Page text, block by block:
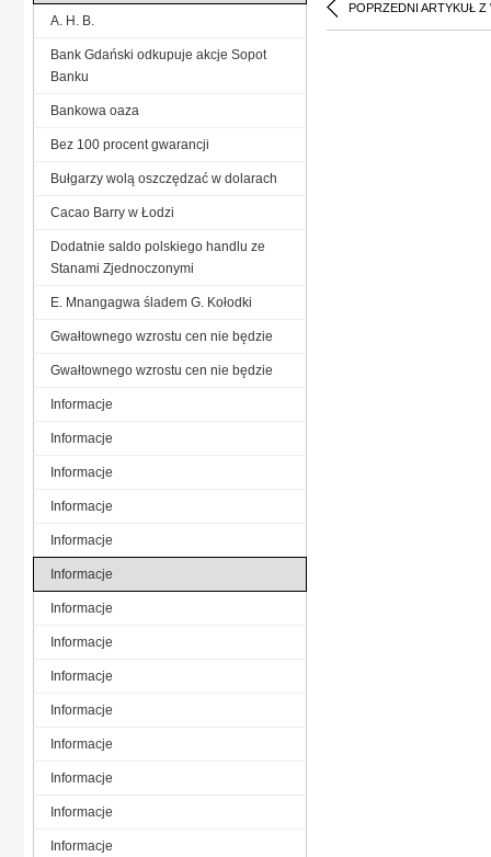
POPRZEDNI ARTYKUŁ Z
A. H. B.
Bank Gdański odkupuje akcje Sopot
Banku
Bankowa oaza
Bez 100 procent gwarancji
Bułgarzy wolą oszczędzać w dolarach
Cacao Barry w Łodzi
Dodatnie saldo polskiego handlu ze
Stanami Zjednoczonymi
E. Mnangagwa śladem G. Kołodki
Gwałtownego wzrostu cen nie będzie
Gwałtownego wzrostu cen nie będzie
Informacje
Informacje
Informacje
Informacje
Informacje
Informacje
Informacje
Informacje
Informacje
Informacje
Informacje
Informacje
Informacje
Informacje